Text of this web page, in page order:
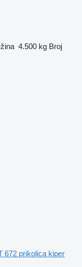
4.500 kg Broj
672 prikolica kiper